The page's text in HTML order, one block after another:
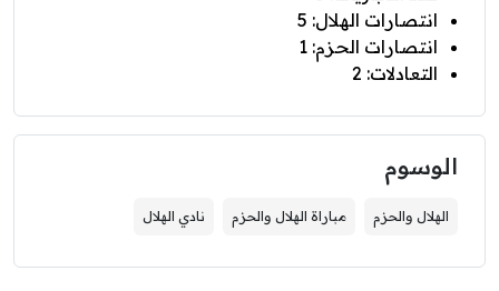
انتصارات الهلال: 5
انتصارات الحزم: 1
التعادلات: 2
الوسوم
الهلال والحزم مباراة الهلال والحزم نادي الهلال